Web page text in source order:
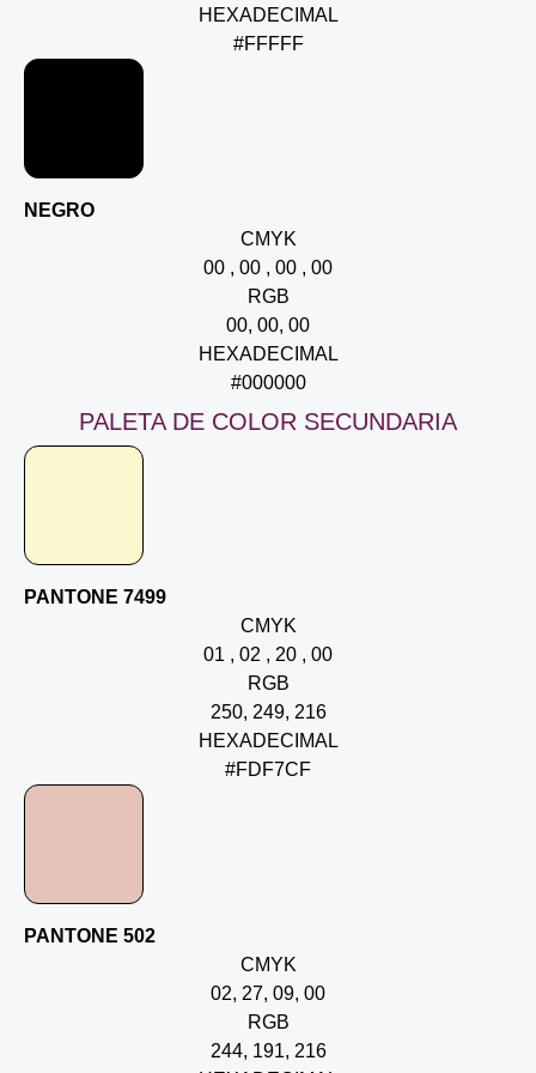
HEXADECIMAL
#FFFFF
NEGRO
CMYK
00 , 00 , 00 , 00
RGB
00, 00, 00
HEXADECIMAL
#000000
PALETA DE COLOR SECUNDARIA
PANTONE 7499
CMYK
01 , 02 , 20 , 00
RGB
250, 249, 216
HEXADECIMAL
#FDF7CF
PANTONE 502
CMYK
02, 27, 09, 00
RGB
244, 191, 216